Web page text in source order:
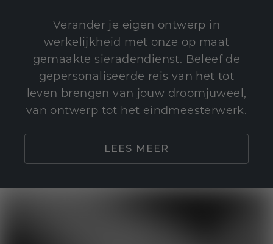
Verander je eigen ontwerp in
werkelijkheid met onze op maat
gemaakte sieradendienst. Beleef de
gepersonaliseerde reis van het tot
leven brengen van jouw droomjuweel,
van ontwerp tot het eindmeesterwerk.
LEES MEER